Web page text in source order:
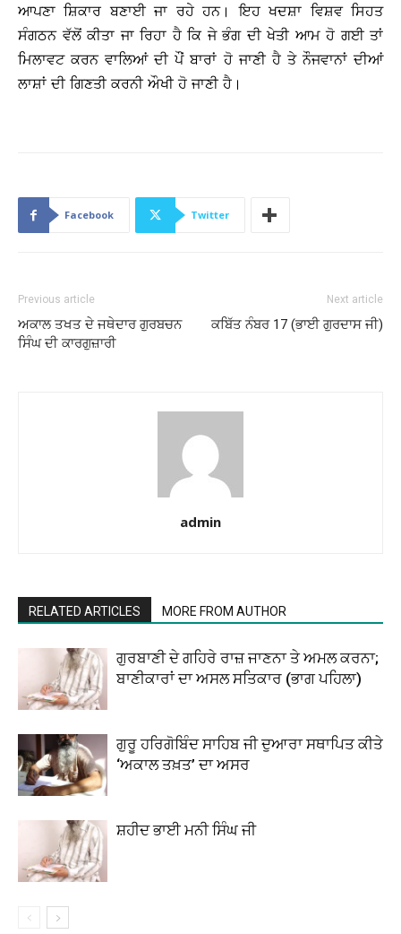
ਆਪਣਾ ਸ਼ਿਕਾਰ ਬਣਾਈ ਜਾ ਰਹੇ ਹਨ। ਇਹ ਖਦਸ਼ਾ ਵਿਸ਼ਵ ਸਿਹਤ
ਸੰਗਠਨ ਵੱਲੋਂ ਕੀਤਾ ਜਾ ਰਿਹਾ ਹੈ ਕਿ ਜੇ ਭੰਗ ਦੀ ਖੇਤੀ ਆਮ ਹੋ ਗਈ ਤਾਂ
ਮਿਲਾਵਟ ਕਰਨ ਵਾਲਿਆਂ ਦੀ ਪੌਂ ਬਾਰਾਂ ਹੋ ਜਾਣੀ ਹੈ ਤੇ ਨੌਜਵਾਨਾਂ ਦੀਆਂ
ਲਾਸ਼ਾਂ ਦੀ ਗਿਣਤੀ ਕਰਨੀ ਔਖੀ ਹੋ ਜਾਣੀ ਹੈ।
Facebook Twitter
Previous article
ਅਕਾਲ ਤਖਤ ਦੇ ਜਥੇਦਾਰ ਗੁਰਬਚਨ
ਸਿੰਘ ਦੀ ਕਾਰਗੁਜ਼ਾਰੀ
Next article
ਕਬਿੱਤ ਨੰਬਰ 17 (ਭਾਈ ਗੁਰਦਾਸ ਜੀ)
admin
RELATED ARTICLES MORE FROM AUTHOR
ਗੁਰਬਾਣੀ ਦੇ ਗਹਿਰੇ ਰਾਜ਼ ਜਾਣਨਾ ਤੇ ਅਮਲ ਕਰਨਾ;
ਬਾਣੀਕਾਰਾਂ ਦਾ ਅਸਲ ਸਤਿਕਾਰ (ਭਾਗ ਪਹਿਲਾ)
ਗੁਰੂ ਹਰਿਗੋਬਿੰਦ ਸਾਹਿਬ ਜੀ ਦੁਆਰਾ ਸਥਾਪਿਤ ਕੀਤੇ
‘ਅਕਾਲ ਤਖ਼ਤ’ ਦਾ ਅਸਰ
ਸ਼ਹੀਦ ਭਾਈ ਮਨੀ ਸਿੰਘ ਜੀ